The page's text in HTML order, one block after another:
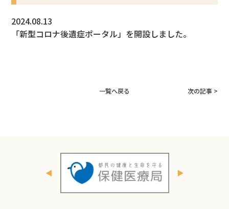
2024.08.13
「新型コロナ後遺症ポータル」を開設しました。
一覧へ戻る 次の記事 >